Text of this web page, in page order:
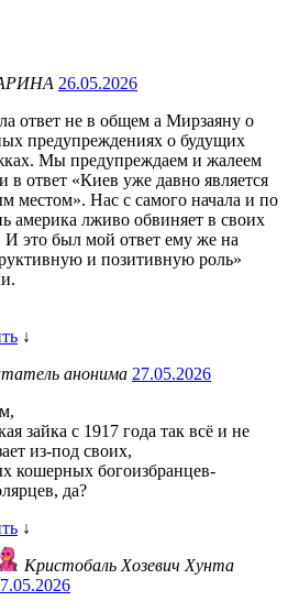
26.05.2026
ответ не в общем а Мирзаяну о
предупреждениях о будущих
Мы предупреждаем и жалеем
в ответ «Киев уже давно является
местом». Нас с самого начала и по
америка лживо обвиняет в своих
И это был мой ответ ему же на
и позитивную роль»
↓
анонима 27.05.2026
зайка с 1917 года так всё и не
из-под своих,
кошерных богоизбранцев-
да?
↓
Кристобаль Хозевич Хунта